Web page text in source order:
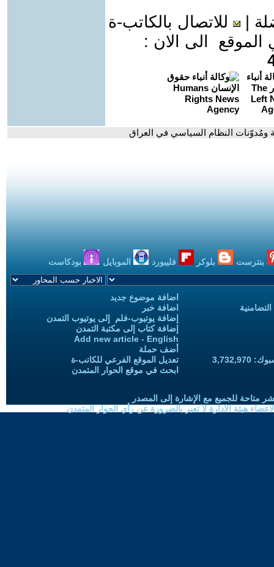
للاتصال بالكاتب-ة
الى الان :
ومُدوّنات النظام السياسي في العراق
بنترست بلوكر فليبورد الموبايل بودكاست
اضافة موضوع جديد
اضافة خبر
إضافة يوتيوب-فلم إلى يوتيوب التمدن
إضافة كتاب إلى مكتبة التمدن
Add new article - English
أضف حملة
تعديل الموقع الفرعي للكاتب-ة
ابحث في موقع الحوار المتمدن
متاحة للجميع مع الإشارة إلى المصدر
هيئة الادارة لا تعبر بالضرورة عن رأي الحوار المتمدن